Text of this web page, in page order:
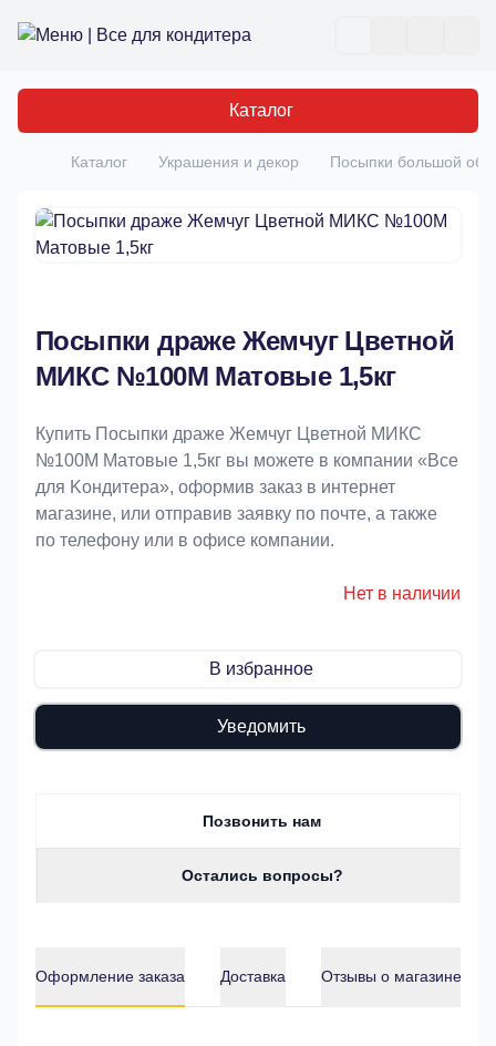
Все для кондитера
Каталог
Главная
Каталог Украшения и декор Посыпки большой
Посыпки драже Жемчуг Цветной
МИКС №100М Матовые 1,5кг
Купить Посыпки драже Жемчуг Цветной МИКС
№100М Матовые 1,5кг вы можете в компании «Bce
для Koндитeрa», оформив заказ в интернет
магазине, или отправив заявку по почте, а также
по телефону или в офисе компании.
Нет в наличии
В избранное
Уведомить
Позвонить нам
Остались вопросы?
Оформление заказа Доставка Отзывы о магазине